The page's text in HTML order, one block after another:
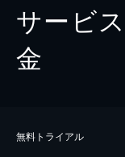
サービ
金
無料トライアル